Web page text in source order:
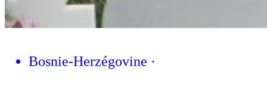
Bosnie-Herzégovine ·